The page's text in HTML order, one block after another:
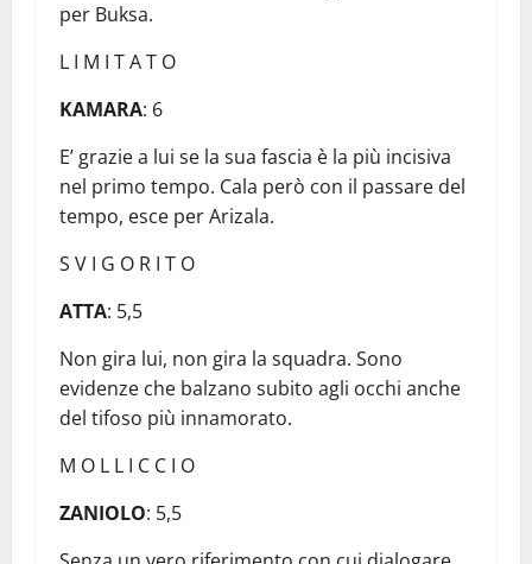
per Buksa.
L I M I T A T O
KAMARA: 6
E’ grazie a lui se la sua fascia è la più incisiva
nel primo tempo. Cala però con il passare del
tempo, esce per Arizala.
S V I G O R I T O
ATTA: 5,5
Non gira lui, non gira la squadra. Sono
evidenze che balzano subito agli occhi anche
del tifoso più innamorato.
M O L L I C C I O
ZANIOLO: 5,5